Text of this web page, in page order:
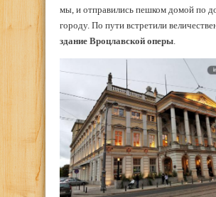
мы, и отправились пешком домой по
городу. По пути встретили
здание Вроцлавской оперы